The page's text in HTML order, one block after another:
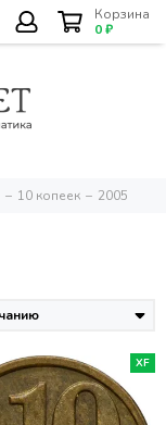
Корзина
0 ₽
10 копеек 2005
XF